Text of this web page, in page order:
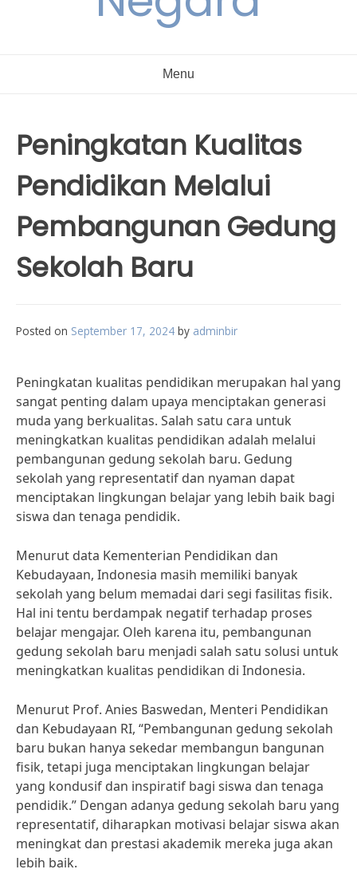
Menu
Peningkatan Kualitas
Pendidikan Melalui
Pembangunan Gedung
Sekolah Baru
Posted on September 17, 2024 by adminbir
Peningkatan kualitas pendidikan merupakan hal yang
sangat penting dalam upaya menciptakan generasi
muda yang berkualitas. Salah satu cara untuk
meningkatkan kualitas pendidikan adalah melalui
pembangunan gedung sekolah baru. Gedung
sekolah yang representatif dan nyaman dapat
menciptakan lingkungan belajar yang lebih baik bagi
siswa dan tenaga pendidik.
Menurut data Kementerian Pendidikan dan
Kebudayaan, Indonesia masih memiliki banyak
sekolah yang belum memadai dari segi fasilitas fisik.
Hal ini tentu berdampak negatif terhadap proses
belajar mengajar. Oleh karena itu, pembangunan
gedung sekolah baru menjadi salah satu solusi untuk
meningkatkan kualitas pendidikan di Indonesia.
Menurut Prof. Anies Baswedan, Menteri Pendidikan
dan Kebudayaan RI, “Pembangunan gedung sekolah
baru bukan hanya sekedar membangun bangunan
fisik, tetapi juga menciptakan lingkungan belajar
yang kondusif dan inspiratif bagi siswa dan tenaga
pendidik.” Dengan adanya gedung sekolah baru yang
representatif, diharapkan motivasi belajar siswa akan
meningkat dan prestasi akademik mereka juga akan
lebih baik.